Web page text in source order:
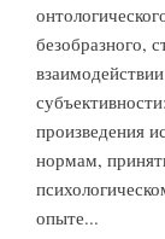
безобразного,
произведения
нормам,
опыте...